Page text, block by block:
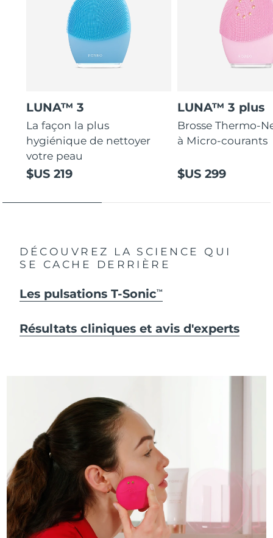
LUNA™ 3
La façon la plus
hygiénique de nettoyer
votre peau
$US 219
LUNA™ 3 plus
Brosse Thermo-
à Micro-courants
$US 299
DÉCOUVREZ LA SCIENCE QUI
SE CACHE DERRIÈRE
Les pulsations T-SonicTM
Résultats cliniques et avis d'experts